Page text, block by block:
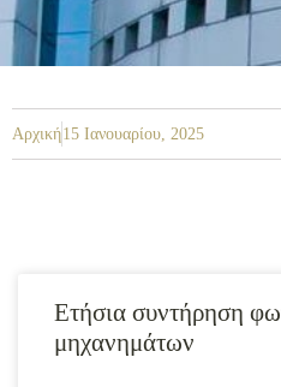
Αρχική15 Ιανουαρίου, 2025
Ετήσια συντήρηση
μηχανημάτων